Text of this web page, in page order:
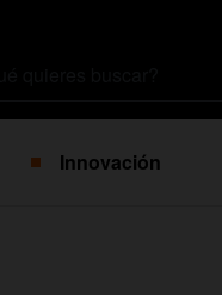
Innovación